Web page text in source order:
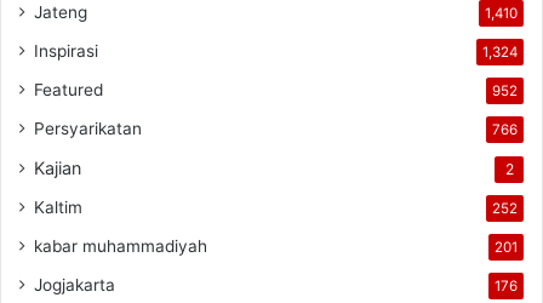
Jateng 1,410
Inspirasi 1,324
Featured 952
Persyarikatan 766
Kajian 2
Kaltim 252
kabar muhammadiyah 201
Jogjakarta 176